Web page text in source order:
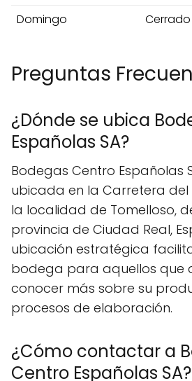
Domingo
Cerrado
Preguntas
¿Dónde se ubica
Españolas SA?
Bodegas Centro Españolas
ubicada en la Carretera del
la localidad de Tomelloso,
provincia de Ciudad Real,
ubicación estratégica
bodega para aquellos que
conocer más sobre su
procesos de elaboración.
¿Cómo contactar a
Centro Españolas SA?